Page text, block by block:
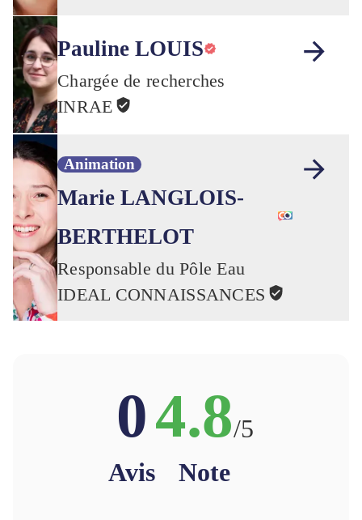
Pauline LOUIS
Chargée de recherches
INRAE
Animation
Marie LANGLOIS-
BERTHELOT
Responsable du Pôle Eau
IDEAL CONNAISSANCES
0
Avis
4.8/5
Note